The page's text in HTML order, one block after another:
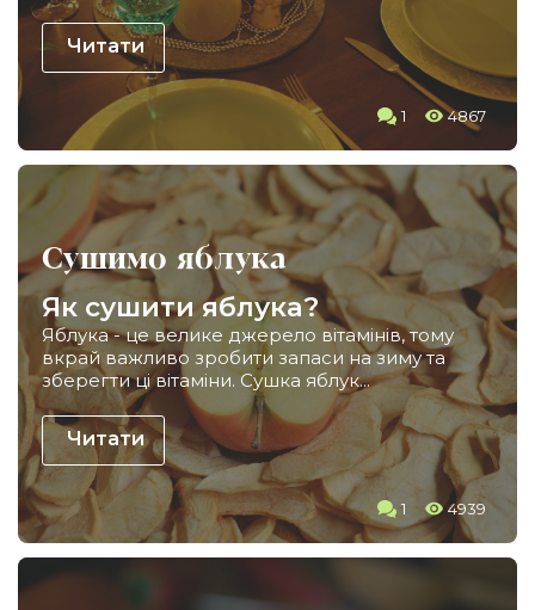
Читати
1 4867
Сушимо яблука
Як сушити яблука?
Яблука - це велике джерело вітамінів, тому
вкрай важливо зробити запаси на зиму та
зберегти ці вітаміни. Сушка яблук...
Читати
1 4939